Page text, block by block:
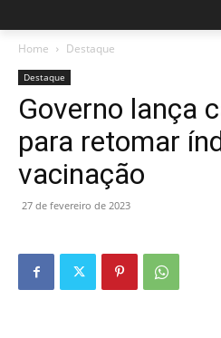
Home Destaque
Destaque
Governo lança
para retomar
vacinação
27 de fevereiro de 2023